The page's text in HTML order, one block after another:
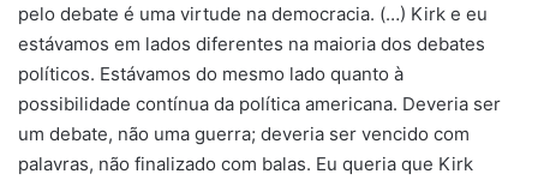
pelo debate é uma virtude na democracia. (…) Kirk e eu
estávamos em lados diferentes na maioria dos debates
políticos. Estávamos do mesmo lado quanto à
possibilidade contínua da política americana. Deveria ser
um debate, não uma guerra; deveria ser vencido com
palavras, não finalizado com balas. Eu queria que Kirk